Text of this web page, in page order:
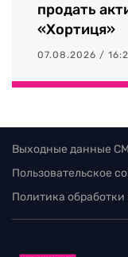
продать
«Хортиця»
07.08.2026 /
Выходные данные
Пользовательское
Политика